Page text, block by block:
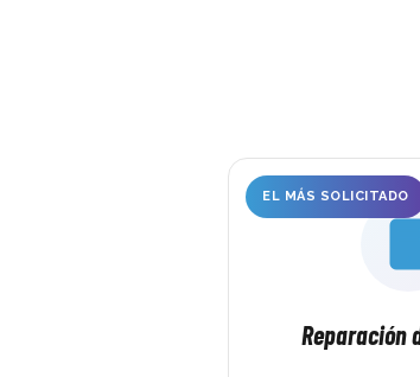
EL MÁS SOLICITADO
Reparación